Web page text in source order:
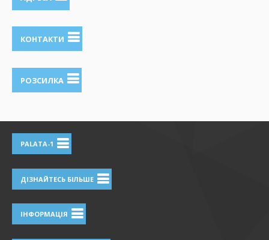
КОНТАКТИ
РОЗСИЛКА
PALATA-1
ДІЗНАЙТЕСЬ БІЛЬШЕ
ІНФОРМАЦІЯ